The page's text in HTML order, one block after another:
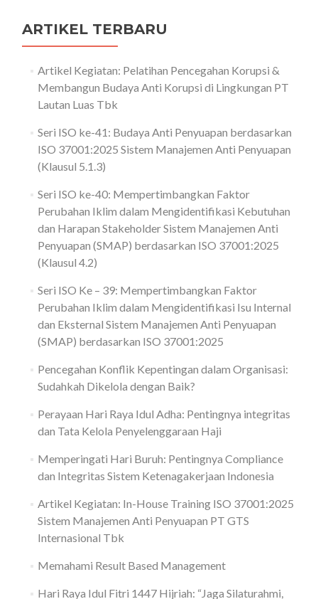
ARTIKEL TERBARU
Artikel Kegiatan: Pelatihan Pencegahan Korupsi &
Membangun Budaya Anti Korupsi di Lingkungan PT
Lautan Luas Tbk
Seri ISO ke-41: Budaya Anti Penyuapan berdasarkan
ISO 37001:2025 Sistem Manajemen Anti Penyuapan
(Klausul 5.1.3)
Seri ISO ke-40: Mempertimbangkan Faktor
Perubahan Iklim dalam Mengidentifikasi Kebutuhan
dan Harapan Stakeholder Sistem Manajemen Anti
Penyuapan (SMAP) berdasarkan ISO 37001:2025
(Klausul 4.2)
Seri ISO Ke – 39: Mempertimbangkan Faktor
Perubahan Iklim dalam Mengidentifikasi Isu Internal
dan Eksternal Sistem Manajemen Anti Penyuapan
(SMAP) berdasarkan ISO 37001:2025
Pencegahan Konflik Kepentingan dalam Organisasi:
Sudahkah Dikelola dengan Baik?
Perayaan Hari Raya Idul Adha: Pentingnya integritas
dan Tata Kelola Penyelenggaraan Haji
Memperingati Hari Buruh: Pentingnya Compliance
dan Integritas Sistem Ketenagakerjaan Indonesia
Artikel Kegiatan: In-House Training ISO 37001:2025
Sistem Manajemen Anti Penyuapan PT GTS
Internasional Tbk
Memahami Result Based Management
Hari Raya Idul Fitri 1447 Hijriah: “Jaga Silaturahmi,